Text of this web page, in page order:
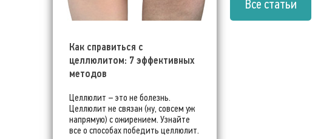
Как справиться с
целлюлитом: 7 эффективных
методов
Целлюлит – это не болезнь.
Целлюлит не связан (ну, совсем уж
напрямую) с ожирением. Узнайте
все о способах победить целлюлит.
Все статьи